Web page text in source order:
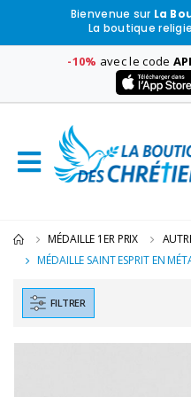
Bienvenue sur La
La boutique
-10% avec le code
MÉDAILLE 1ER PRIX
MÉDAILLE SAINT ESPRIT EN
FILTRER